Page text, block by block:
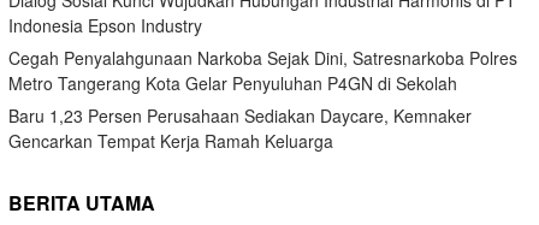
Indonesia Epson Industry
Cegah Penyalahgunaan Narkoba Sejak Dini, Satresnarkoba Polres
Metro Tangerang Kota Gelar Penyuluhan P4GN di Sekolah
Baru 1,23 Persen Perusahaan Sediakan Daycare, Kemnaker
Gencarkan Tempat Kerja Ramah Keluarga
BERITA UTAMA